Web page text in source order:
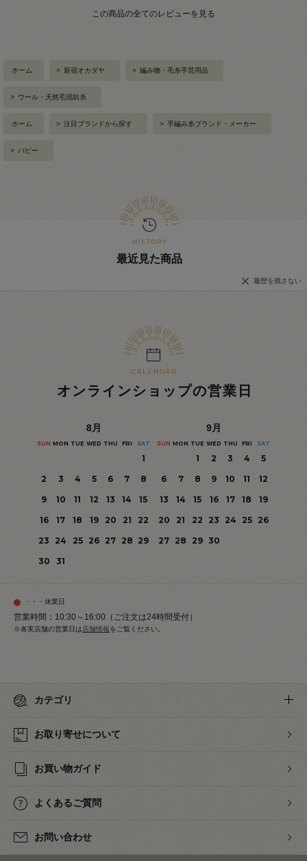
この商品の全てのレビューを見る
ホーム > 新宿オカダヤ > 編み物・毛糸手芸用品
> ウール・天然毛混紡糸
ホーム > 注目ブランドから探す > 手編み糸ブランド・メーカー
> パピー
最近見た商品
履歴を残さない
オンラインショップの営業日
8月
SUN MON TUE WED THU FRI SAT
1
2
3 4 5 6 7
8
9
10 11 12 13 14
15
16
17 18 19 20 21
22
23
24 25 26 27 28 29
30
31
9月
SUN MON TUE WED THU FRI SAT
1 2 3 4
5
6
7 8 9 10 11
12
13
14 15 16 17 18
19
20
21 22 23 24 25
26
27 28 29 30
・・・休業日
営業時間：10:30～16:00（ご注文は24時間受付）
※各実店舗の営業日は店舗情報をご覧ください。
カテゴリ
お取り寄せについて
お買い物ガイド
よくあるご質問
お問い合わせ